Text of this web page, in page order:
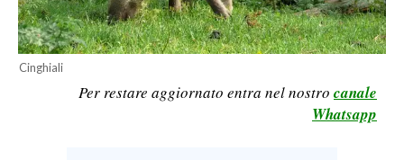
LAVORO
BANDI
SPORT IN SARDEGNA
Cinghiali
Per restare aggiornato entra nel nostro canale
Whatsapp